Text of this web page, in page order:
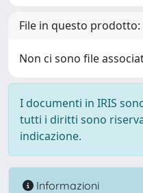
File in questo prodotto:
Non ci sono file
I documenti in IRIS
tutti i diritti sono
indicazione.
Informazioni